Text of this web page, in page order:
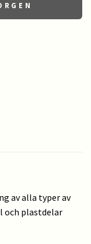
av alla typer av
och plastdelar